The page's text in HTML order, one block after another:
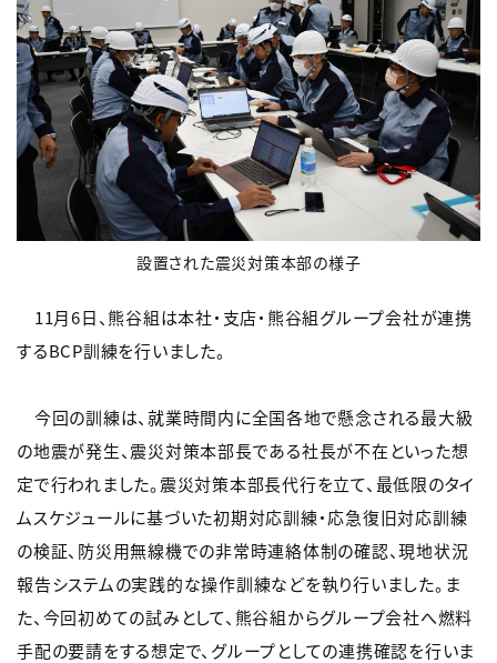
設置された震災対策本部の様子
11月6日、熊谷組は本社・支店・熊谷組グループ会社が連携
するBCP訓練を行いました。
今回の訓練は、就業時間内に全国各地で懸念される最大級
の地震が発生、震災対策本部長である社長が不在といった想
定で行われました。震災対策本部長代行を立て、最低限のタイ
ムスケジュールに基づいた初期対応訓練・応急復旧対応訓練
の検証、防災用無線機での非常時連絡体制の確認、現地状況
報告システムの実践的な操作訓練などを執り行いました。ま
た、今回初めての試みとして、熊谷組からグループ会社へ燃料
手配の要請をする想定で、グループとしての連携確認を行いま